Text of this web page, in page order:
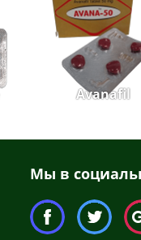
Avanafil
Мы в